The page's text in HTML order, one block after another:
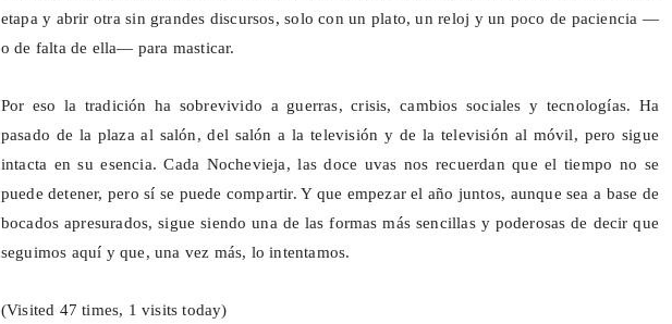
etapa y abrir otra sin grandes discursos, solo con un plato, un reloj y un poco de paciencia —
o de falta de ella— para masticar.
Por eso la tradición ha sobrevivido a guerras, crisis, cambios sociales y tecnologías. Ha
pasado de la plaza al salón, del salón a la televisión y de la televisión al móvil, pero sigue
intacta en su esencia. Cada Nochevieja, las doce uvas nos recuerdan que el tiempo no se
puede detener, pero sí se puede compartir. Y que empezar el año juntos, aunque sea a base de
bocados apresurados, sigue siendo una de las formas más sencillas y poderosas de decir que
seguimos aquí y que, una vez más, lo intentamos.
(Visited 47 times, 1 visits today)